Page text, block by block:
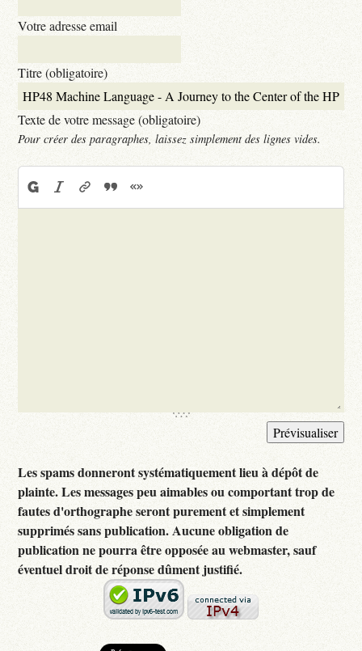
Votre adresse email
Titre (obligatoire)
Texte de votre message (obligatoire)
Pour créer des paragraphes, laissez simplement des lignes vides.
Les spams donneront systématiquement lieu à dépôt de
plainte. Les messages peu aimables ou comportant trop de
fautes d'orthographe seront purement et simplement
supprimés sans publication. Aucune obligation de
publication ne pourra être opposée au webmaster, sauf
éventuel droit de réponse dûment justifié.